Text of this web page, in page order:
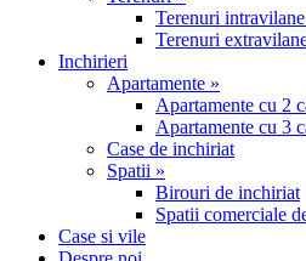
Terenuri
Terenuri
Inchirieri
Apartamente »
Apartamente cu 2
Apartamente cu 3
Case de inchiriat
Spatii »
Birouri de inchiriat
Spatii comerciale
Case si vile